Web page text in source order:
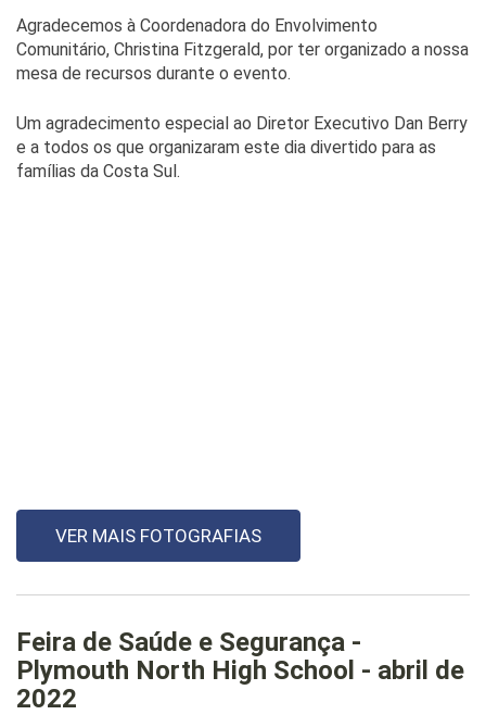
Agradecemos à Coordenadora do Envolvimento
Comunitário, Christina Fitzgerald, por ter organizado a nossa
mesa de recursos durante o evento.
Um agradecimento especial ao Diretor Executivo Dan Berry
e a todos os que organizaram este dia divertido para as
famílias da Costa Sul.
VER MAIS FOTOGRAFIAS
Feira de Saúde e Segurança -
Plymouth North High School - abril de
2022